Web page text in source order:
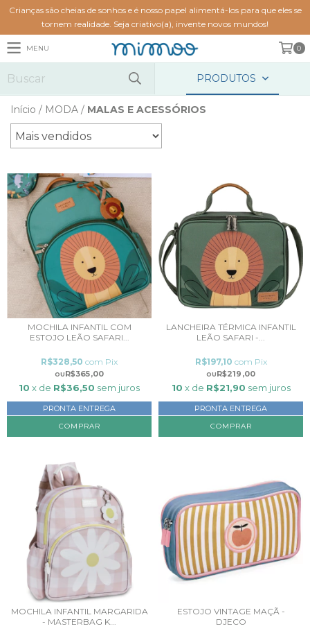
Crianças são cheias de sonhos e é nosso papel alimentá-los para que eles se
tornem realidade. Seja criativo(a), invente novos mundos!
MENU 0
PRODUTOS
Início / MODA / MALAS E ACESSÓRIOS
MOCHILA INFANTIL COM
ESTOJO LEÃO SAFARI...
R$365,00
R$328,50 com Pix
10 x de R$36,50 sem juros
PRONTA ENTREGA
LANCHEIRA TÉRMICA INFANTIL
LEÃO SAFARI -...
R$219,00
R$197,10 com Pix
10 x de R$21,90 sem juros
PRONTA ENTREGA
MOCHILA INFANTIL MARGARIDA
- MASTERBAG K...
ESTOJO VINTAGE MAÇÃ -
DJECO